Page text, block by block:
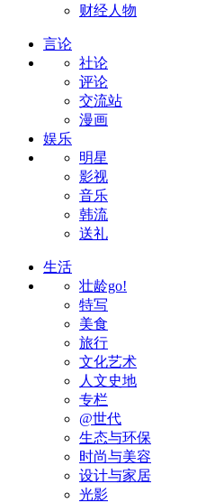
财经人物
言论
社论
评论
交流站
漫画
娱乐
明星
影视
音乐
韩流
送礼
生活
壮龄go!
特写
美食
旅行
文化艺术
人文史地
专栏
@世代
生态与环保
时尚与美容
设计与家居
光影